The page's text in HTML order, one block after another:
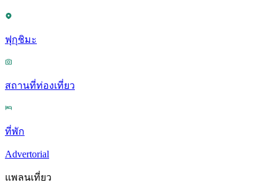
ฟุกุชิมะ
สถานที่ท่องเที่ยว
ที่พัก
Advertorial
แพลนเที่ยว